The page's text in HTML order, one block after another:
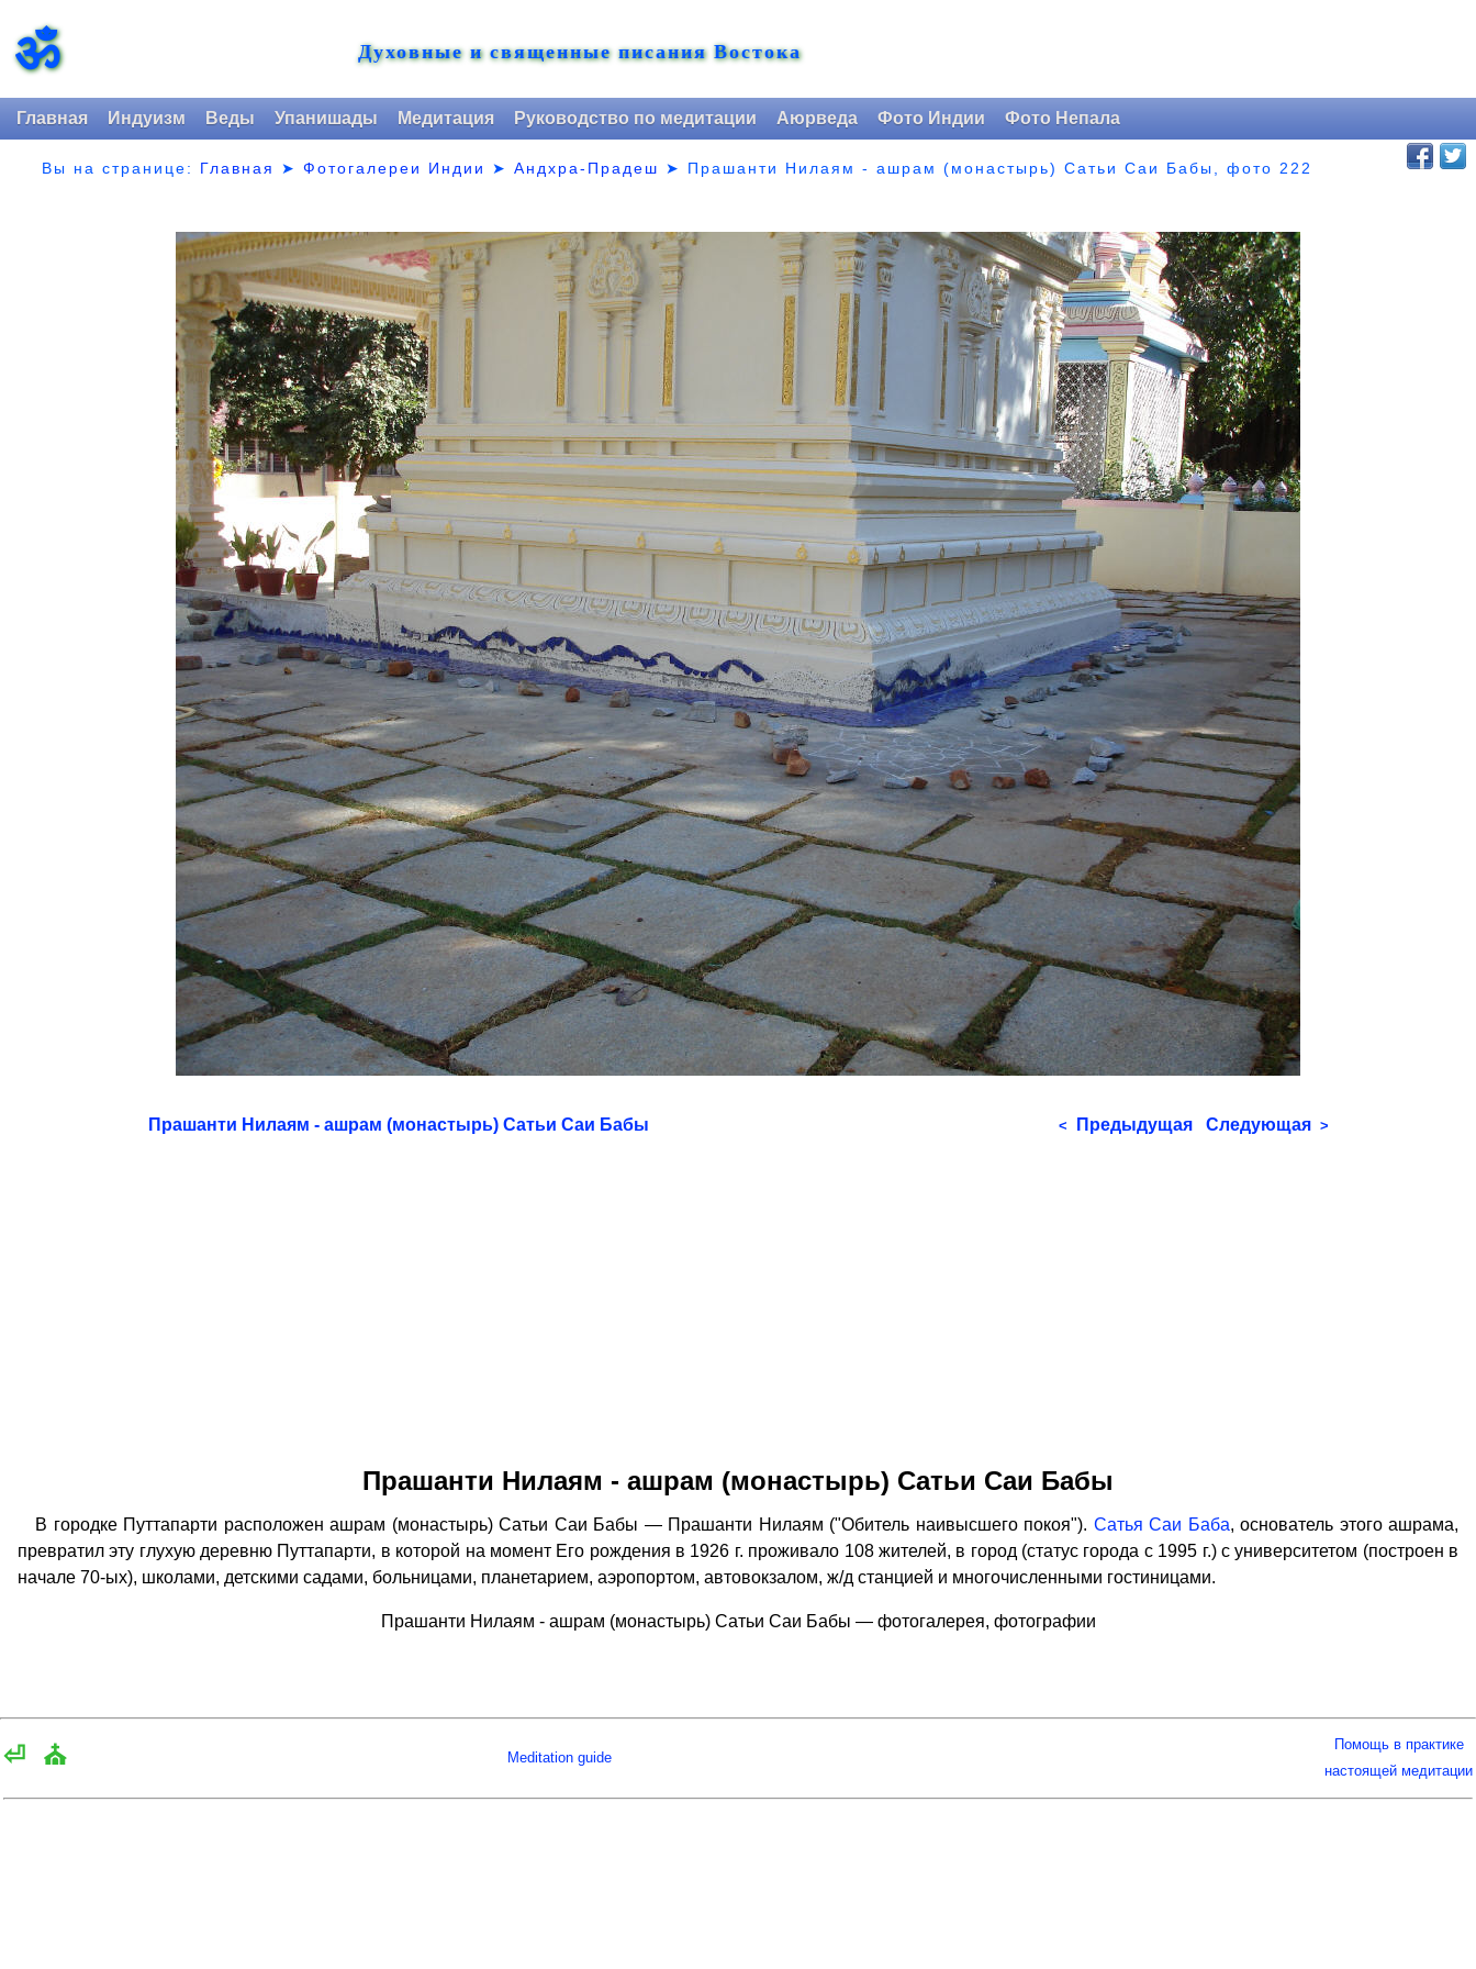
ॐ Духовные и священные писания Востока
Главная Индуизм Веды Упанишады Медитация Руководство по медитации Аюрведа Фото Индии Фото Непала
Вы на странице: Главная ➤Фотогалереи Индии ➤Андхра-Прадеш ➤ Прашанти Нилаям - ашрам (монастырь) Сатьи Саи Бабы, фото 222
Прашанти Нилаям - ашрам (монастырь) Сатьи Саи Бабы < Предыдущая Следующая >
Прашанти Нилаям - ашрам (монастырь) Сатьи Саи Бабы
В городке Путтапарти расположен ашрам (монастырь) Сатьи Саи Бабы — Прашанти Нилаям ("Обитель наивысшего покоя"). Сатья Саи Баба, основатель этого ашрама,
превратил эту глухую деревню Путтапарти, в которой на момент Его рождения в 1926 г. проживало 108 жителей, в город (статус города с 1995 г.) с университетом (построен в
начале 70-ых), школами, детскими садами, больницами, планетарием, аэропортом, автовокзалом, ж/д станцией и многочисленными гостиницами.
Прашанти Нилаям - ашрам (монастырь) Сатьи Саи Бабы — фотогалерея, фотографии
⏎ ⛪ Meditation guide
Помощь в практике
настоящей медитации